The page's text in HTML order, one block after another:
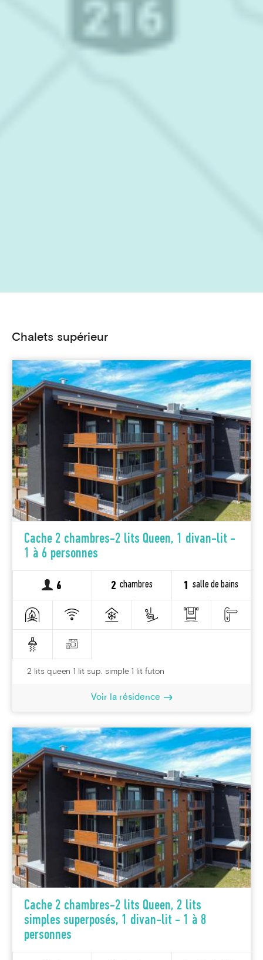
Chalets supérieur
Cache 2 chambres-2 lits Queen, 1 divan-lit -
1 à 6 personnes
6 2 chambres 1 salle de bains
2 lits queen 1 lit sup. simple 1 lit futon
Voir la résidence
Cache 2 chambres-2 lits Queen, 2 lits
simples superposés, 1 divan-lit - 1 à 8
personnes